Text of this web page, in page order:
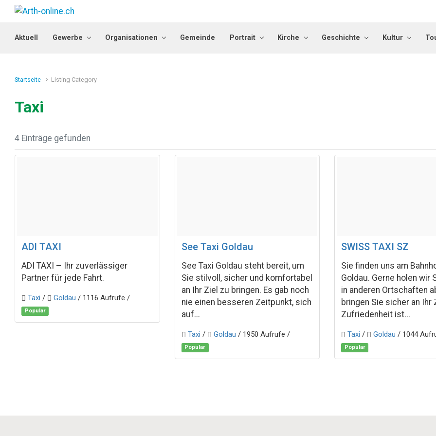
Zum Hauptinhalt springen
Aktuell Gewerbe Organisationen Gemeinde Portrait Kirche Geschichte Kultur
Startseite Listing Category
Taxi
4 Einträge gefunden
ADI TAXI
ADI TAXI – Ihr zuverlässiger
Partner für jede Fahrt.
Taxi / Goldau / 1116 Aufrufe /
Popular
See Taxi Goldau
See Taxi Goldau steht bereit, um
Sie stilvoll, sicher und komfortabel
an Ihr Ziel zu bringen. Es gab noch
nie einen besseren Zeitpunkt, sich
auf...
Taxi / Goldau / 1950 Aufrufe /
Popular
SWISS TAXI SZ
Sie finden uns am
Goldau. Gerne holen wir
in anderen Ortschaften
bringen Sie sicher an Ihr
Zufriedenheit ist...
Taxi / Goldau / 1044
Popular